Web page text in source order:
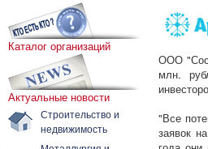
Каталог организаций
Актуальные новости
Строительство и
недвижимость
ООО
млн.
"Все
заявок